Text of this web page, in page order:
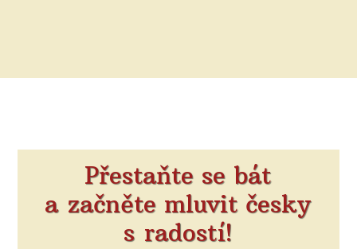
Přestaňte se bát
a začněte mluvit česky
s radostí!